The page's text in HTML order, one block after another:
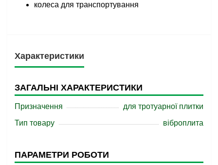
колеса для транспортування
Характеристики
ЗАГАЛЬНІ ХАРАКТЕРИСТИКИ
Призначення
для тротуарної плитки
Тип товару
віброплита
ПАРАМЕТРИ РОБОТИ